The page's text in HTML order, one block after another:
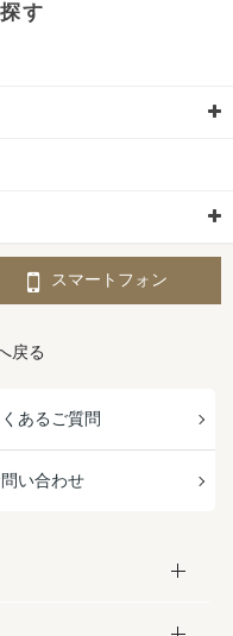
す
スマートフォン
戻る
あるご質問
い合わせ